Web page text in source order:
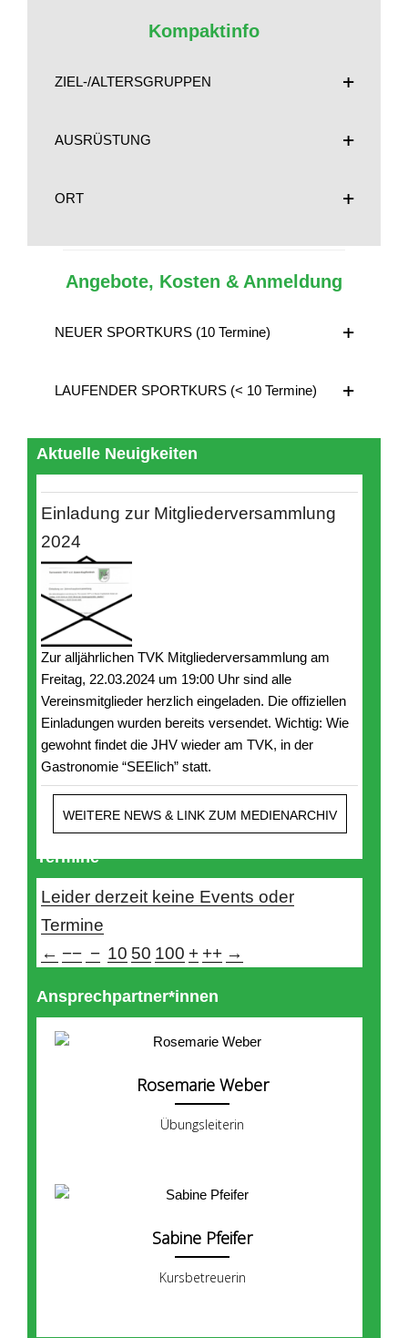
Kompaktinfo
ZIEL-/ALTERSGRUPPEN
AUSRÜSTUNG
ORT
Angebote, Kosten & Anmeldung
NEUER SPORTKURS (10 Termine)
LAUFENDER SPORTKURS (< 10 Termine)
Aktuelle Neuigkeiten
Einladung zur Mitgliederversammlung
2024
Zur alljährlichen TVK Mitgliederversammlung am
Freitag, 22.03.2024 um 19:00 Uhr sind alle
Vereinsmitglieder herzlich eingeladen. Die offiziellen
Einladungen wurden bereits versendet. Wichtig: Wie
gewohnt findet die JHV wieder am TVK, in der
Gastronomie “SEElich” statt.
WEITERE NEWS & LINK ZUM MEDIENARCHIV
Termine
Leider derzeit keine Events oder
Termine
← −− − 10 50 100 + ++ →
Ansprechpartner*innen
Rosemarie Weber
Übungsleiterin
Sabine Pfeifer
Kursbetreuerin